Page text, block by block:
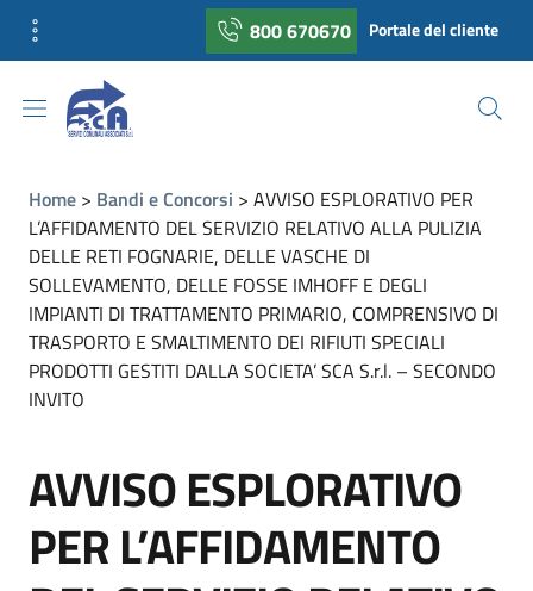
800 670670 Portale del cliente
Home Bandi e Concorsi
AVVISO ESPLORATIVO PER
L’AFFIDAMENTO DEL SERVIZIO RELATIVO ALLA PULIZIA
DELLE RETI FOGNARIE, DELLE VASCHE DI
SOLLEVAMENTO, DELLE FOSSE IMHOFF E DEGLI
IMPIANTI DI TRATTAMENTO PRIMARIO, COMPRENSIVO DI
TRASPORTO E SMALTIMENTO DEI RIFIUTI SPECIALI
PRODOTTI GESTITI DALLA SOCIETA’ SCA S.r.l. – SECONDO
INVITO
AVVISO ESPLORATIVO
PER L’AFFIDAMENTO